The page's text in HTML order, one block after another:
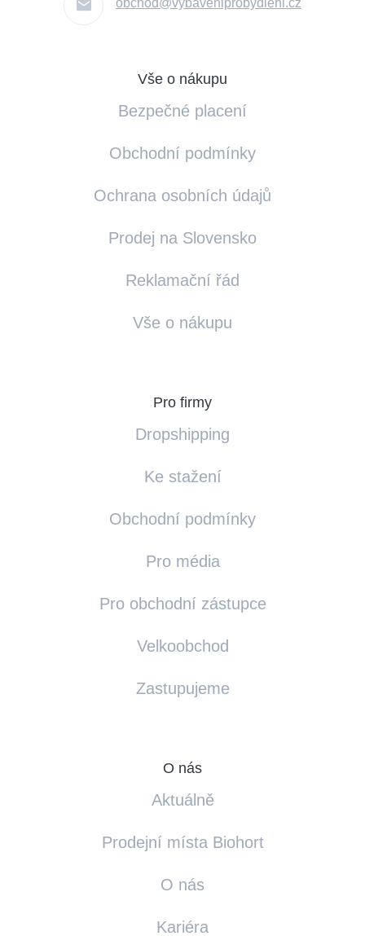
obchod@vybaveniprobydleni.cz
Vše o nákupu
Bezpečné placení
Obchodní podmínky
Ochrana osobních údajů
Prodej na Slovensko
Reklamační řád
Vše o nákupu
Pro firmy
Dropshipping
Ke stažení
Obchodní podmínky
Pro média
Pro obchodní zástupce
Velkoobchod
Zastupujeme
O nás
Aktuálně
Prodejní místa Biohort
O nás
Kariéra